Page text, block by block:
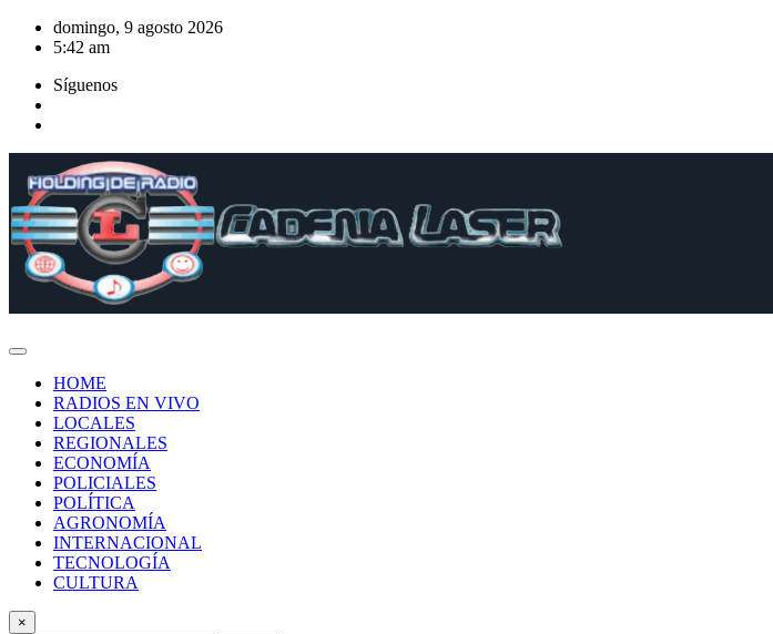
Saltar
domingo, 9 agosto 2026
5:42 am
Síguenos
HOME
RADIOS EN VIVO
LOCALES
REGIONALES
ECONOMÍA
POLICIALES
POLÍTICA
AGRONOMÍA
INTERNACIONAL
TECNOLOGÍA
CULTURA
×